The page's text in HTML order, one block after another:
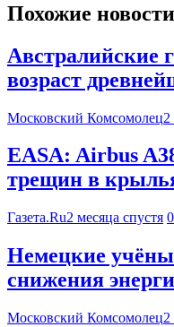
Похожие новости
Австралийские
возраст
Московский Комсомолец2
EASA: Airbus
трещин в
Газета.Ru2 месяца спустя 0
Немецкие
снижения
Московский Комсомолец2